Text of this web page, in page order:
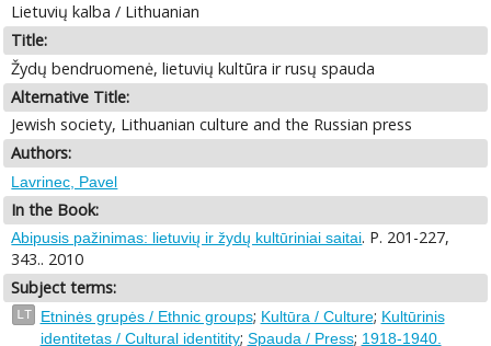
Lietuvių kalba / Lithuanian
Title:
Žydų bendruomenė, lietuvių kultūra ir rusų spauda
Alternative Title:
Jewish society, Lithuanian culture and the Russian press
Authors:
Lavrinec, Pavel
In the Book:
Abipusis pažinimas: lietuvių ir žydų kultūriniai saitai. P. 201-227,
343.. 2010
Subject terms:
LT Etninės grupės / Ethnic groups; Kultūra / Culture; Kultūrinis
identitetas / Cultural identitity; Spauda / Press; 1918-1940.